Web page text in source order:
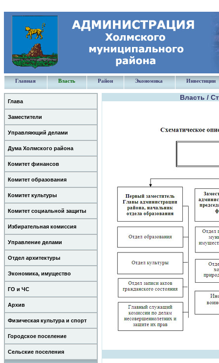
Главная Власть Район Экономика Инвестиции
Глава
Заместители
Управляющий делами
Дума Холмского района
Комитет финансов
Комитет образования
Комитет культуры
Комитет социальной защиты
Избирательная комиссия
Управление делами
Отдел архитектуры
Экономика, имущество
ГО и ЧС
Архив
Физическая культура и спорт
Городское поселение
Сельские поселения
Власть /